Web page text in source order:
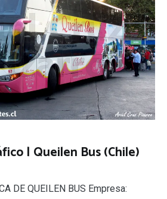
| Queilen Bus (Chile)
DE QUEILEN BUS Empresa: